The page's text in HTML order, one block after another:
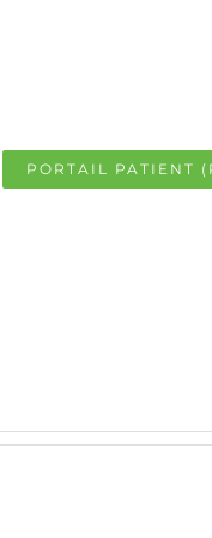
PORTAIL PATIENT